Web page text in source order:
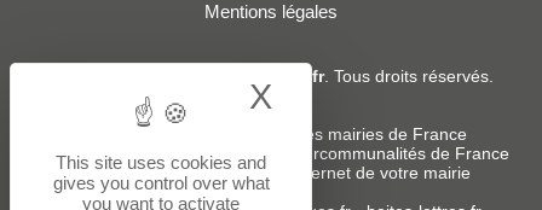
Mentions légales
Adresses-Mairies.fr. Tous droits réservés.
Services :
Liste des adresses e-mails des mairies de France
Liste des adresses e-mails des intercommunalités de France
-Création ou refonte du site internet de votre mairie
This site uses cookies and
gives you control over what
you want to activate
X